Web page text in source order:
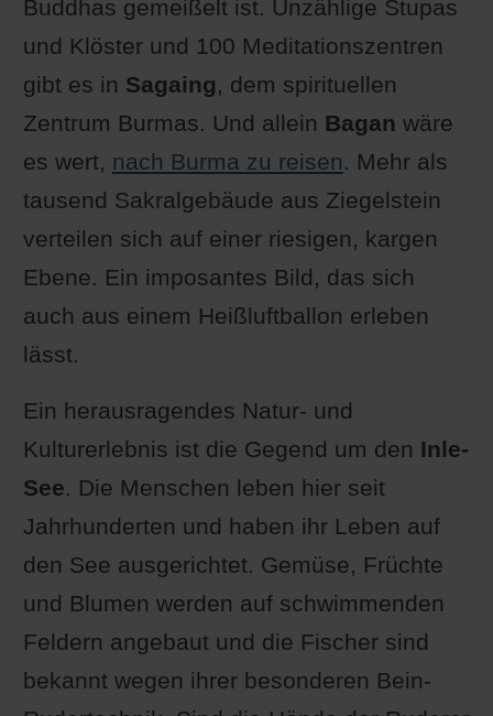
Buddhas gemeißelt ist. Unzählige Stupas
und Klöster und 100 Meditationszentren
gibt es in Sagaing, dem spirituellen
Zentrum Burmas. Und allein Bagan wäre
es wert, nach Burma zu reisen. Mehr als
tausend Sakralgebäude aus Ziegelstein
verteilen sich auf einer riesigen, kargen
Ebene. Ein imposantes Bild, das sich
auch aus einem Heißluftballon erleben
lässt.
Ein herausragendes Natur- und
Kulturerlebnis ist die Gegend um den Inle-
See. Die Menschen leben hier seit
Jahrhunderten und haben ihr Leben auf
den See ausgerichtet. Gemüse, Früchte
und Blumen werden auf schwimmenden
Feldern angebaut und die Fischer sind
bekannt wegen ihrer besonderen Bein-